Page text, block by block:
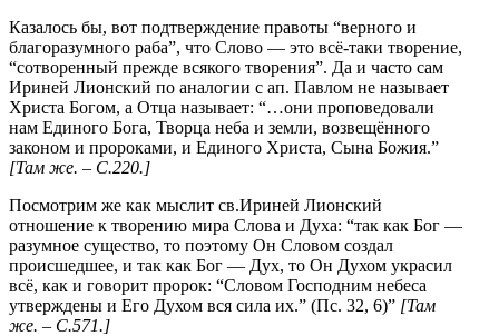
Казалось бы, вот подтверждение правоты “верного и
благоразумного раба”, что Слово — это всё-таки творение,
“сотворенный прежде всякого творения”. Да и часто сам
Ириней Лионский по аналогии с ап. Павлом не называет
Христа Богом, а Отца называет: “…они проповедовали
нам Единого Бога, Творца неба и земли, возвещённого
законом и пророками, и Единого Христа, Сына Божия.”
[Там же. – С.220.]
Посмотрим же как мыслит св.Ириней Лионский
отношение к творению мира Слова и Духа: “так как Бог —
разумное существо, то поэтому Он Словом создал
происшедшее, и так как Бог — Дух, то Он Духом украсил
всё, как и говорит пророк: “Словом Господним небеса
утверждены и Его Духом вся сила их.” (Пс. 32, 6)” [Там
же. – С.571.]